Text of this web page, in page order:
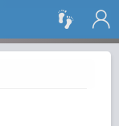
搜 索